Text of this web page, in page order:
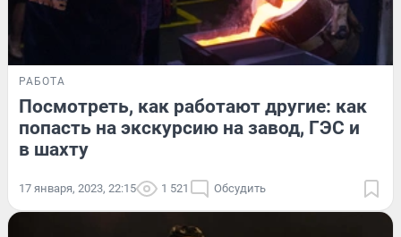
РАБОТА
Посмотреть, как работают другие: как
попасть на экскурсию на завод, ГЭС и
в шахту
17 января, 2023, 22:15 1 521 Обсудить